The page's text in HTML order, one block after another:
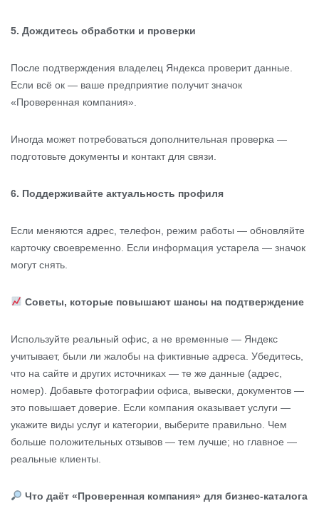
5. Дождитесь обработки и проверки
После подтверждения владелец Яндекса проверит данные.
Если всё ок — ваше предприятие получит значок
«Проверенная компания».
Иногда может потребоваться дополнительная проверка —
подготовьте документы и контакт для связи.
6. Поддерживайте актуальность профиля
Если меняются адрес, телефон, режим работы — обновляйте
карточку своевременно. Если информация устарела — значок
могут снять.
Советы, которые повышают шансы на подтверждение
Используйте реальный офис, а не временные — Яндекс
учитывает, были ли жалобы на фиктивные адреса. Убедитесь,
что на сайте и других источниках — те же данные (адрес,
номер). Добавьте фотографии офиса, вывески, документов —
это повышает доверие. Если компания оказывает услуги —
укажите виды услуг и категории, выберите правильно. Чем
больше положительных отзывов — тем лучше; но главное —
реальные клиенты.
Что даёт «Проверенная компания» для бизнес-каталога